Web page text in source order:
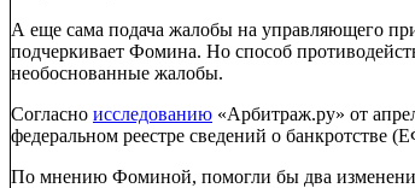
А еще сама подача жалобы на управляющего
подчеркивает Фомина. Но способ
необоснованные жалобы.
Согласно исследованию «Арбитраж.ру» от
федеральном реестре сведений о банкротстве
По мнению Фоминой, помогли бы два